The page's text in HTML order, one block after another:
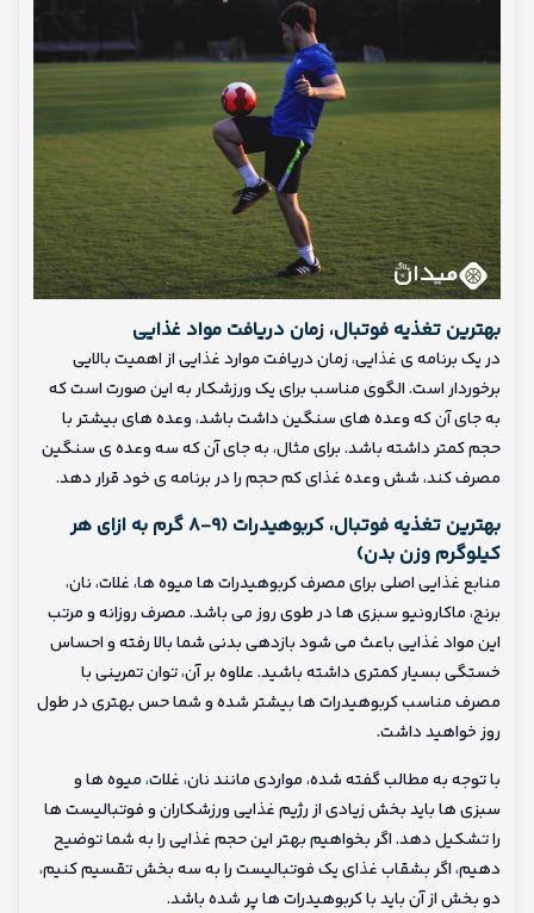
بهترین تغذیه فوتبال، زمان دریافت مواد غذایی
در یک برنامه ی غذایی، زمان دریافت موارد غذایی از اهمیت بالایی
برخوردار است. الگوی مناسب برای یک ورزشکار به این صورت است که
به جای آن که وعده های سنگین داشت باشد، وعده های بیشتر با
حجم کمتر داشته باشد. برای مثال، به جای آن که سه وعده ی سنگین
مصرف کند، شش وعده غذای کم حجم را در برنامه ی خود قرار دهد.
بهترین تغذیه فوتبال، کربوهیدرات (۹-۸ گرم به ازای هر
کیلوگرم وزن بدن)
منابع غذایی اصلی برای مصرف کربوهیدرات ها میوه ها، غلات، نان،
برنج، ماکارونیو سبزی ها در طوی روز می باشد. مصرف روزانه و مرتب
این مواد غذایی باعث می شود بازدهی بدنی شما بالا رفته و احساس
خستگی بسیار کمتری داشته باشید. علاوه بر آن، توان تمرینی با
مصرف مناسب کربوهیدرات ها بیشتر شده و شما حس بهتری در طول
روز خواهید داشت.
با توجه به مطالب گفته شده، مواردی مانند نان، غلات، میوه ها و
سبزی ها باید بخش زیادی از رژیم غذایی ورزشکاران و فوتبالیست ها
را تشکیل دهد. اگر بخواهیم بهتر این حجم غذایی را به شما توضیح
دهیم، اگر بشقاب غذای یک فوتبالیست را به سه بخش تقسیم کنیم،
دو بخش از آن باید با کربوهیدرات ها پر شده باشد.